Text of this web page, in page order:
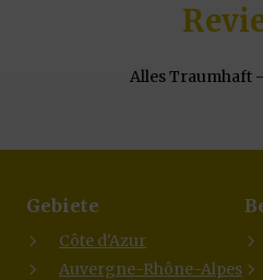
Alles Traumhaft
Gebiete
Côte d'Azur
Auvergne-Rhône-Alpes